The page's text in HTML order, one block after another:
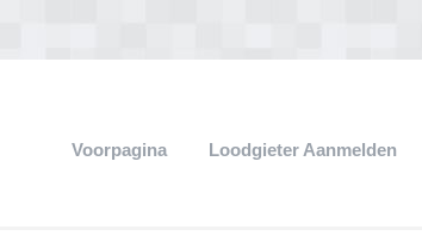
Voorpagina Loodgieter Aanmelden